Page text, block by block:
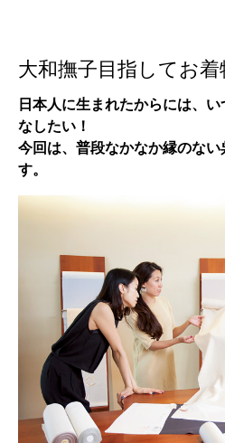
大和撫子目指してお着
日本人に生まれたからには、
なしたい！
今回は、普段なかなか縁のない
す。